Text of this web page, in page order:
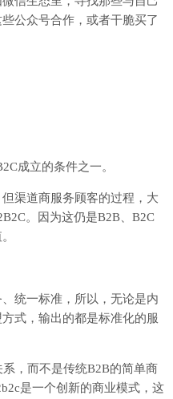
公众号合作，或者干脆买了
成立的条件之一。
渠道商服务顾客的过程，大
。因为这仍是B2B、B2C
统一标准，所以，无论是内
式，输出的都是标准化的服
，而不是传统B2B的简单商
是一个创新的商业模式，这